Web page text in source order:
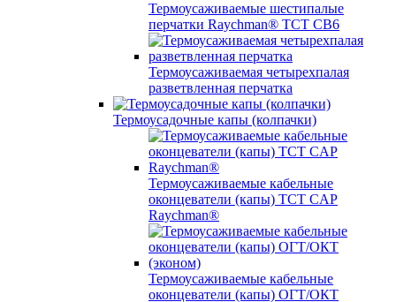
Термоусаживаемые шестипалые
перчатки Raychman® ТСТ СВ6
Термоусаживаемая четырехпалая
разветвленная перчатка
Термоусадочные капы (колпачки)
Термоусаживаемые кабельные
оконцеватели (капы) ТCT CAP
Raychman®
Термоусаживаемые кабельные
оконцеватели (капы) ОГТ/ОКТ